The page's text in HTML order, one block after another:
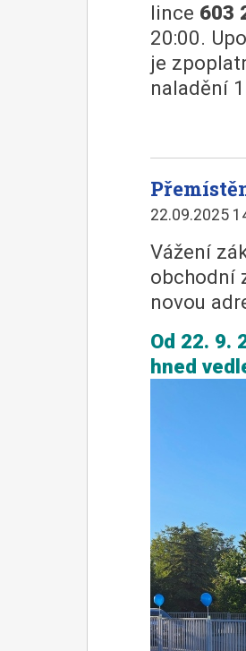
lince 603
20:00.
je
naladění
22.09.2025
Vážení
obchodní
novou
Od 22. 9.
hned